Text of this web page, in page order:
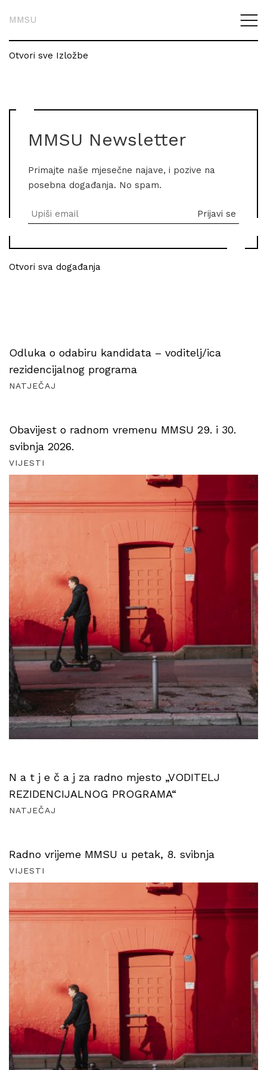
MMSU
Otvori sve Izložbe
MMSU Newsletter
Primajte naše mjesečne najave, i pozive na
posebna događanja. No spam.
Otvori sva događanja
Odluka o odabiru kandidata – voditelj/ica
rezidencijalnog programa
NATJEČAJ
Obavijest o radnom vremenu MMSU 29. i 30.
svibnja 2026.
VIJESTI
N a t j e č a j za radno mjesto „VODITELJ
REZIDENCIJALNOG PROGRAMA“
NATJEČAJ
Radno vrijeme MMSU u petak, 8. svibnja
VIJESTI